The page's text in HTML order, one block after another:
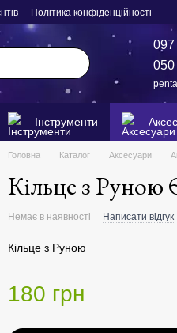
Політика конфіденційності
097
050
Інструменти
Головна Каталог Аксесуари
Кільце з Руною
Немає в наявності Написати відгук
Кільце з Руною
180 грн